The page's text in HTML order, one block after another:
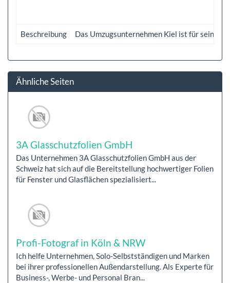
Beschreibung Das Umzugsunternehmen Kiel ist für seine
Ähnliche Seiten
3A Glasschutzfolien GmbH
Das Unternehmen 3A Glasschutzfolien GmbH aus der
Schweiz hat sich auf die Bereitstellung hochwertiger Folien
für Fenster und Glasflächen spezialisiert...
Profi-Fotograf in Köln & NRW
Ich helfe Unternehmen, Solo-Selbstständigen und Marken
bei ihrer professionellen Außendarstellung. Als Experte für
Business-, Werbe- und Personal Bran...